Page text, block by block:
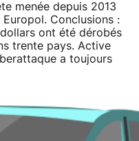
menée depuis 2013
Conclusions :
ont été dérobés
trente pays. Active
a toujours